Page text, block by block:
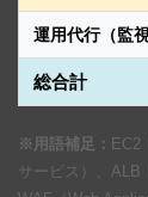
運用代行（監視
総合計
※用語補足： EC2
サービス）、ALB